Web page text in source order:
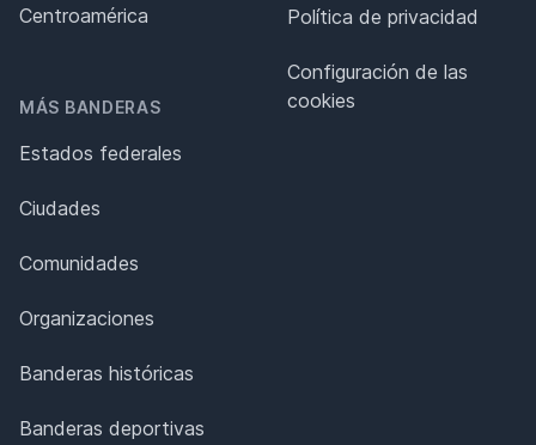
Centroamérica
MÁS BANDERAS
Estados federales
Ciudades
Comunidades
Organizaciones
Banderas históricas
Banderas deportivas
Política de privacidad
Configuración de las
cookies